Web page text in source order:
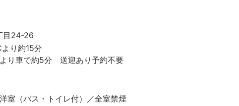
目24-26
り約15分
り車で約5分 送迎あり予約不要
室（バス・トイレ付）／全室禁煙